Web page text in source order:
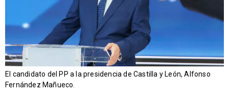
El candidato del PP a la presidencia de Castilla y León, Alfonso
Fernández Mañueco.